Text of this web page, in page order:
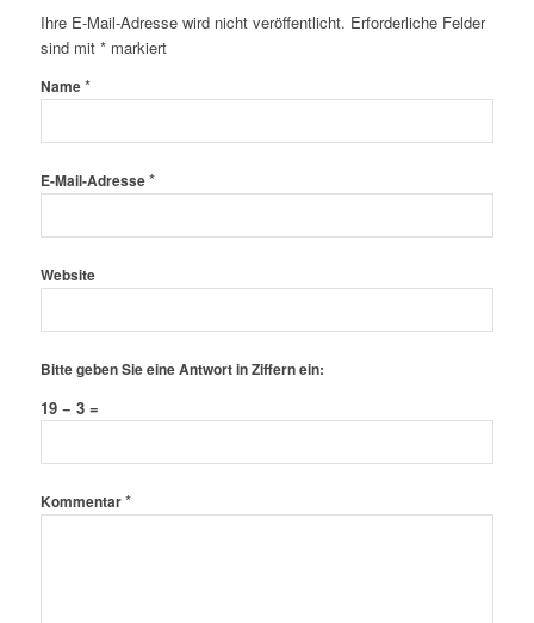
Ihre E-Mail-Adresse wird nicht veröffentlicht. Erforderliche Felder
sind mit *markiert
Name*
E-Mail-Adresse*
Website
Bitte geben Sie eine Antwort in Ziffern ein:
19 − 3 =
Kommentar*